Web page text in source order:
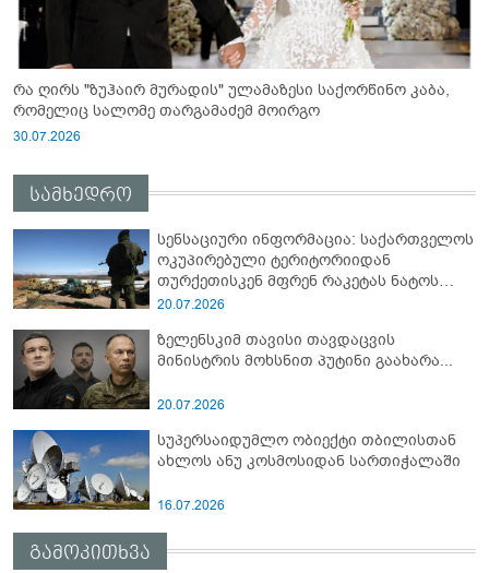
რა ღირს "ზუჰაირ მურადის" ულამაზესი საქორწინო კაბა,
რომელიც სალომე თარგამაძემ მოირგო
30.07.2026
სამხედრო
სენსაციური ინფორმაცია: საქართველოს
ოკუპირებული ტერიტორიიდან
თურქეთისკენ მფრენ რაკეტას ნატოს
სამიტი კინაღამ ჩაუშლია
20.07.2026
ზელენსკიმ თავისი თავდაცვის
მინისტრის მოხსნით პუტინი გაახარა...
20.07.2026
სუპერსაიდუმლო ობიექტი თბილისთან
ახლოს ანუ კოსმოსიდან სართიჭალაში
16.07.2026
გამოკითხვა